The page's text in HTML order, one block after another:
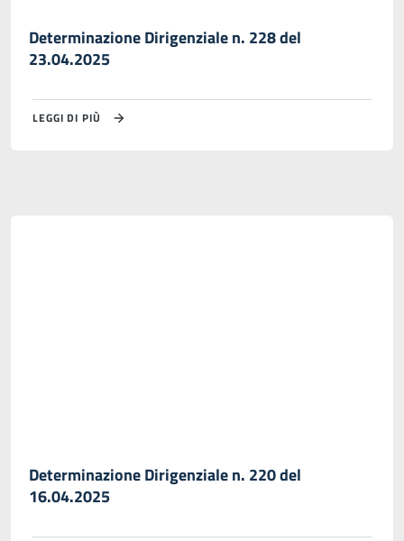
Determinazione Dirigenziale n. 228 del
23.04.2025
LEGGI DI PIÙ
Determinazione Dirigenziale n. 220 del
16.04.2025